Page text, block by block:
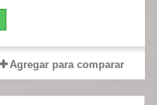
Agregar para comparar